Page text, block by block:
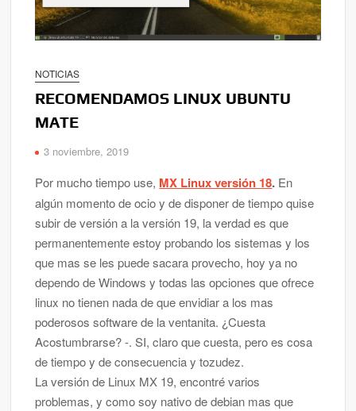
NOTICIAS
RECOMENDAMOS LINUX UBUNTU
MATE
3 noviembre, 2019
Por mucho tiempo use, MX Linux versión 18. En
algún momento de ocio y de disponer de tiempo quise
subir de versión a la versión 19, la verdad es que
permanentemente estoy probando los sistemas y los
que mas se les puede sacara provecho, hoy ya no
dependo de Windows y todas las opciones que ofrece
linux no tienen nada de que envidiar a los mas
poderosos software de la ventanita. ¿Cuesta
Acostumbrarse? -. SI, claro que cuesta, pero es cosa
de tiempo y de consecuencia y tozudez.
La versión de Linux MX 19, encontré varios
problemas, y como soy nativo de debian mas que